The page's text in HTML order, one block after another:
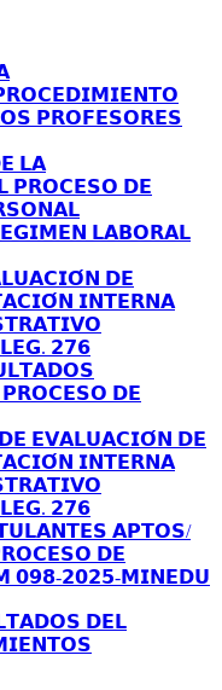
𝗣𝗥𝗢𝗙𝗘𝗦𝗢𝗥𝗘𝗦
𝗟𝗔
𝗣𝗥𝗢𝗖𝗘𝗦𝗢 𝗗𝗘
𝗟𝗔𝗕𝗢𝗥𝗔𝗟
𝗗𝗘
𝗜𝗡𝗧𝗘𝗥𝗡𝗔
𝟮𝟳𝟲
𝗣𝗥𝗢𝗖𝗘𝗦𝗢 𝗗𝗘
𝗘𝗩𝗔𝗟𝗨𝗔𝗖𝗜𝗢́𝗡 𝗗𝗘
𝗜𝗡𝗧𝗘𝗥𝗡𝗔
𝟮𝟳𝟲
𝗔𝗣𝗧𝗢𝗦/
𝗗𝗘
𝟬𝟵𝟴-𝟮𝟬𝟮𝟱-𝗠𝗜𝗡𝗘𝗗𝗨
𝗗𝗘𝗟